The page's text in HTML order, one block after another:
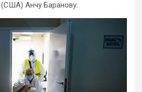
Анчу Баранову.